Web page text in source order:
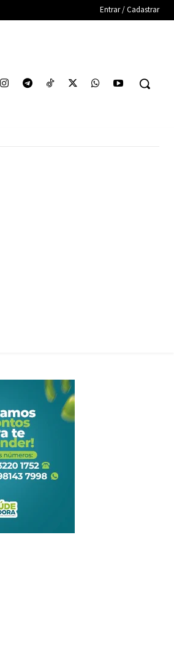
Entrar / Cadastrar